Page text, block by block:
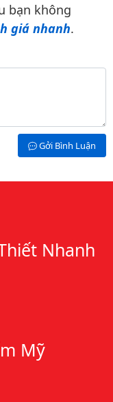
bạn không
giá nhanh.
Gởi Bình Luận
Nhanh
Mỹ